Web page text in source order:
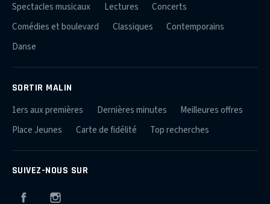
Spectacles musicaux
Lectures
Concerts
Comédies et boulevard
Classiques
Contemporains
Danse
SORTIR MALIN
1ers aux premières Dernières minutes
Meilleures offres
Place Jeunes
Carte de fidélité Top recherches
SUIVEZ-NOUS SUR
Facebook